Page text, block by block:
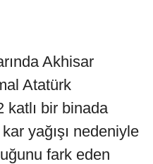
Akhisar
Atatürk
katlı bir binada
yağışı nedeniyle
fark eden